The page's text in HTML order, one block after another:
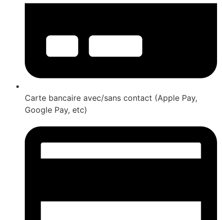
Carte bancaire avec/sans contact (Apple Pay,
Google Pay, etc)